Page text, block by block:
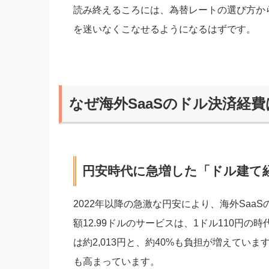
読み終えるころには、為替レートの選び方
を迷いなくこなせるようになるはずです。
なぜ海外SaaSのドル決済経
円安時代に急増した「ドル建て
2022年以降の急激な円安により、海外SaaS
額12.99ドルのサービスは、1ドル110円の
は約2,013円と、約40%も負担が増えていま
も高まっています。